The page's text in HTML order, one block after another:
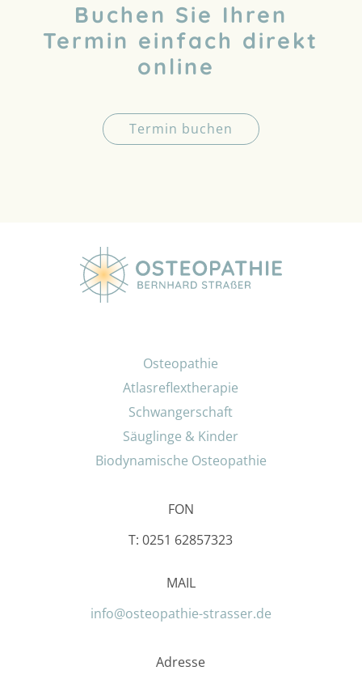
Buchen Sie Ihren
Termin einfach direkt
online
Termin buchen
Osteopathie
Atlasreflextherapie
Schwangerschaft
Säuglinge & Kinder
Biodynamische Osteopathie
FON
T: 0251 62857323
MAIL
info@osteopathie-strasser.de
Adresse